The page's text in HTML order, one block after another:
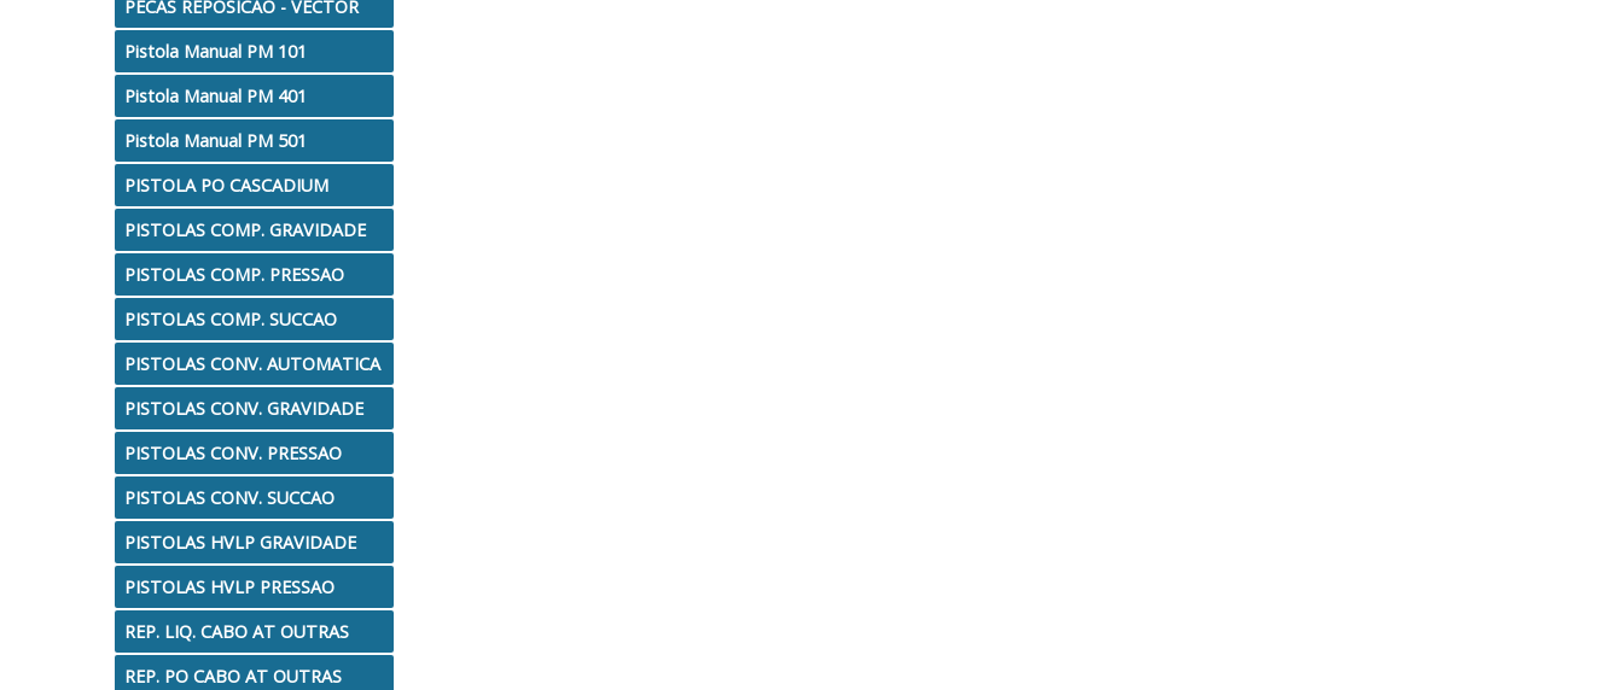
PECAS REPOSICAO - VECTOR
Pistola Manual PM 101
Pistola Manual PM 401
Pistola Manual PM 501
PISTOLA PO CASCADIUM
PISTOLAS COMP. GRAVIDADE
PISTOLAS COMP. PRESSAO
PISTOLAS COMP. SUCCAO
PISTOLAS CONV. AUTOMATICA
PISTOLAS CONV. GRAVIDADE
PISTOLAS CONV. PRESSAO
PISTOLAS CONV. SUCCAO
PISTOLAS HVLP GRAVIDADE
PISTOLAS HVLP PRESSAO
REP. LIQ. CABO AT OUTRAS
REP. PO CABO AT OUTRAS